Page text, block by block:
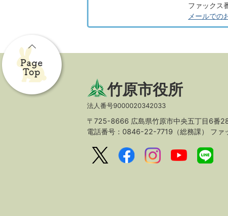
ファック
メールでの
竹原市役所
法人番号9000020342033
〒725-8666 広島県竹原市中央五丁目6番
電話番号：0846-22-7719（総務課） ファ